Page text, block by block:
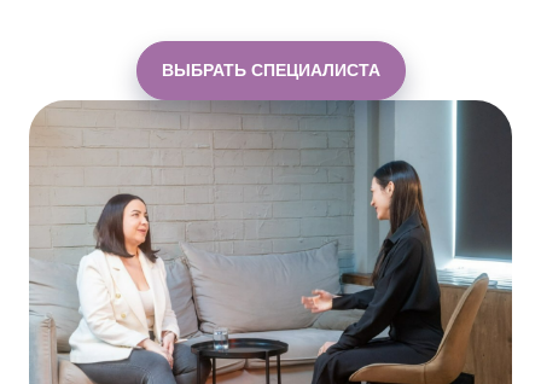
ВЫБРАТЬ СПЕЦИАЛИСТА